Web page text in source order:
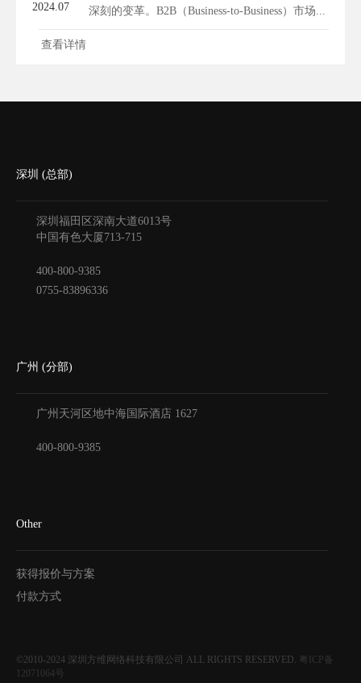
2024.07
深刻的变革。B2B（Business-to-Business）市场...
查看详情
深圳 (总部)
深圳福田区深南大道6013号
中国有色大厦713-715
400-800-9385
0755-83896336
广州 (分部)
广州天河区地中海国际酒店 1627
400-800-9385
Other
获得报价与方案
付款方式
©2010-2024 深圳方维网络科技有限公司 ALL RIGHTS RESERVED.
粤ICP备
12071064号